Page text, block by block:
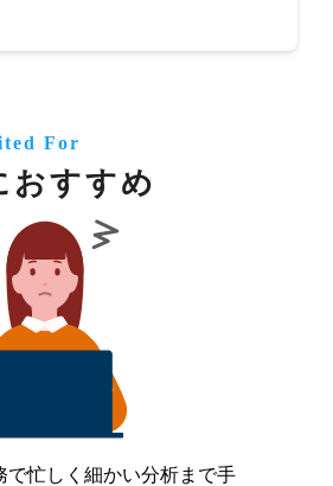
For
おすすめ
で忙しく細かい分析まで手